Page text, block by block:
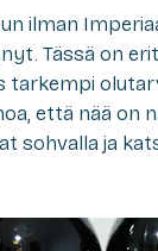
ilman
Tässä on
tarkempi
että nää on
sohvalla ja